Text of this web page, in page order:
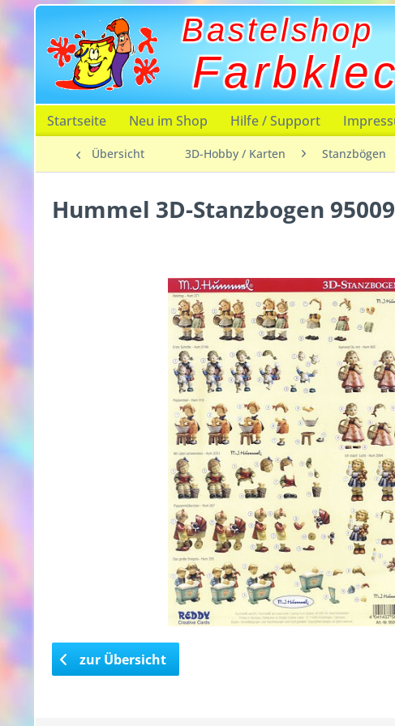
Bastelshop
Startseite Neu im Shop Hilfe / Support
Übersicht 3D-Hobby / Karten Stanzbögen
Hummel 3D-Stanzbogen
zur Übersicht